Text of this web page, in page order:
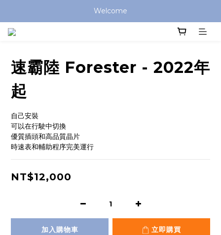
Welcome
速霸陸 Forester - 2022年
起
自己安裝
可以在行駛中切換
優質插頭和高品質晶片
時速表和輔助程序完美運行
NT$12,000
加入購物車 立即購買